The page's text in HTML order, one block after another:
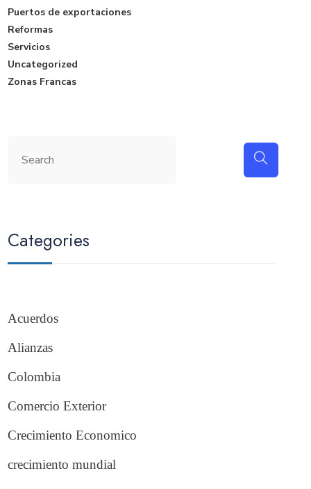
Puertos de exportaciones
Reformas
Servicios
Uncategorized
Zonas Francas
Categories
Acuerdos
Alianzas
Colombia
Comercio Exterior
Crecimiento Economico
crecimiento mundial